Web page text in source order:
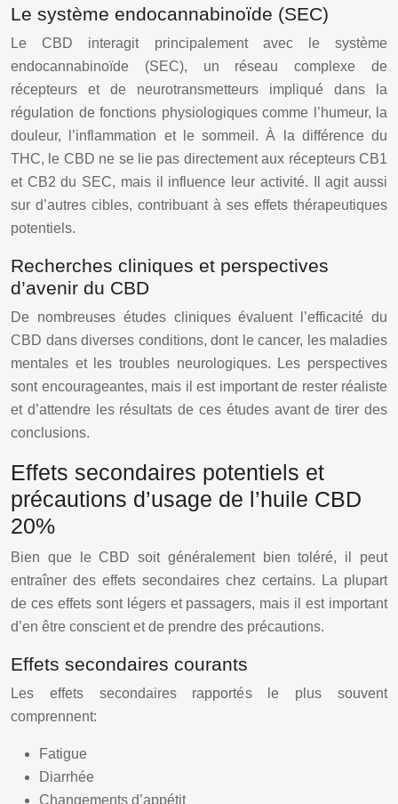
Le système endocannabinoïde (SEC)
Le CBD interagit principalement avec le système
endocannabinoïde (SEC), un réseau complexe de
récepteurs et de neurotransmetteurs impliqué dans la
régulation de fonctions physiologiques comme l’humeur, la
douleur, l’inflammation et le sommeil. À la différence du
THC, le CBD ne se lie pas directement aux récepteurs CB1
et CB2 du SEC, mais il influence leur activité. Il agit aussi
sur d’autres cibles, contribuant à ses effets thérapeutiques
potentiels.
Recherches cliniques et perspectives
d’avenir du CBD
De nombreuses études cliniques évaluent l’efficacité du
CBD dans diverses conditions, dont le cancer, les maladies
mentales et les troubles neurologiques. Les perspectives
sont encourageantes, mais il est important de rester réaliste
et d’attendre les résultats de ces études avant de tirer des
conclusions.
Effets secondaires potentiels et
précautions d’usage de l’huile CBD
20%
Bien que le CBD soit généralement bien toléré, il peut
entraîner des effets secondaires chez certains. La plupart
de ces effets sont légers et passagers, mais il est important
d’en être conscient et de prendre des précautions.
Effets secondaires courants
Les effets secondaires rapportés le plus souvent
comprennent:
Fatigue
Diarrhée
Changements d’appétit